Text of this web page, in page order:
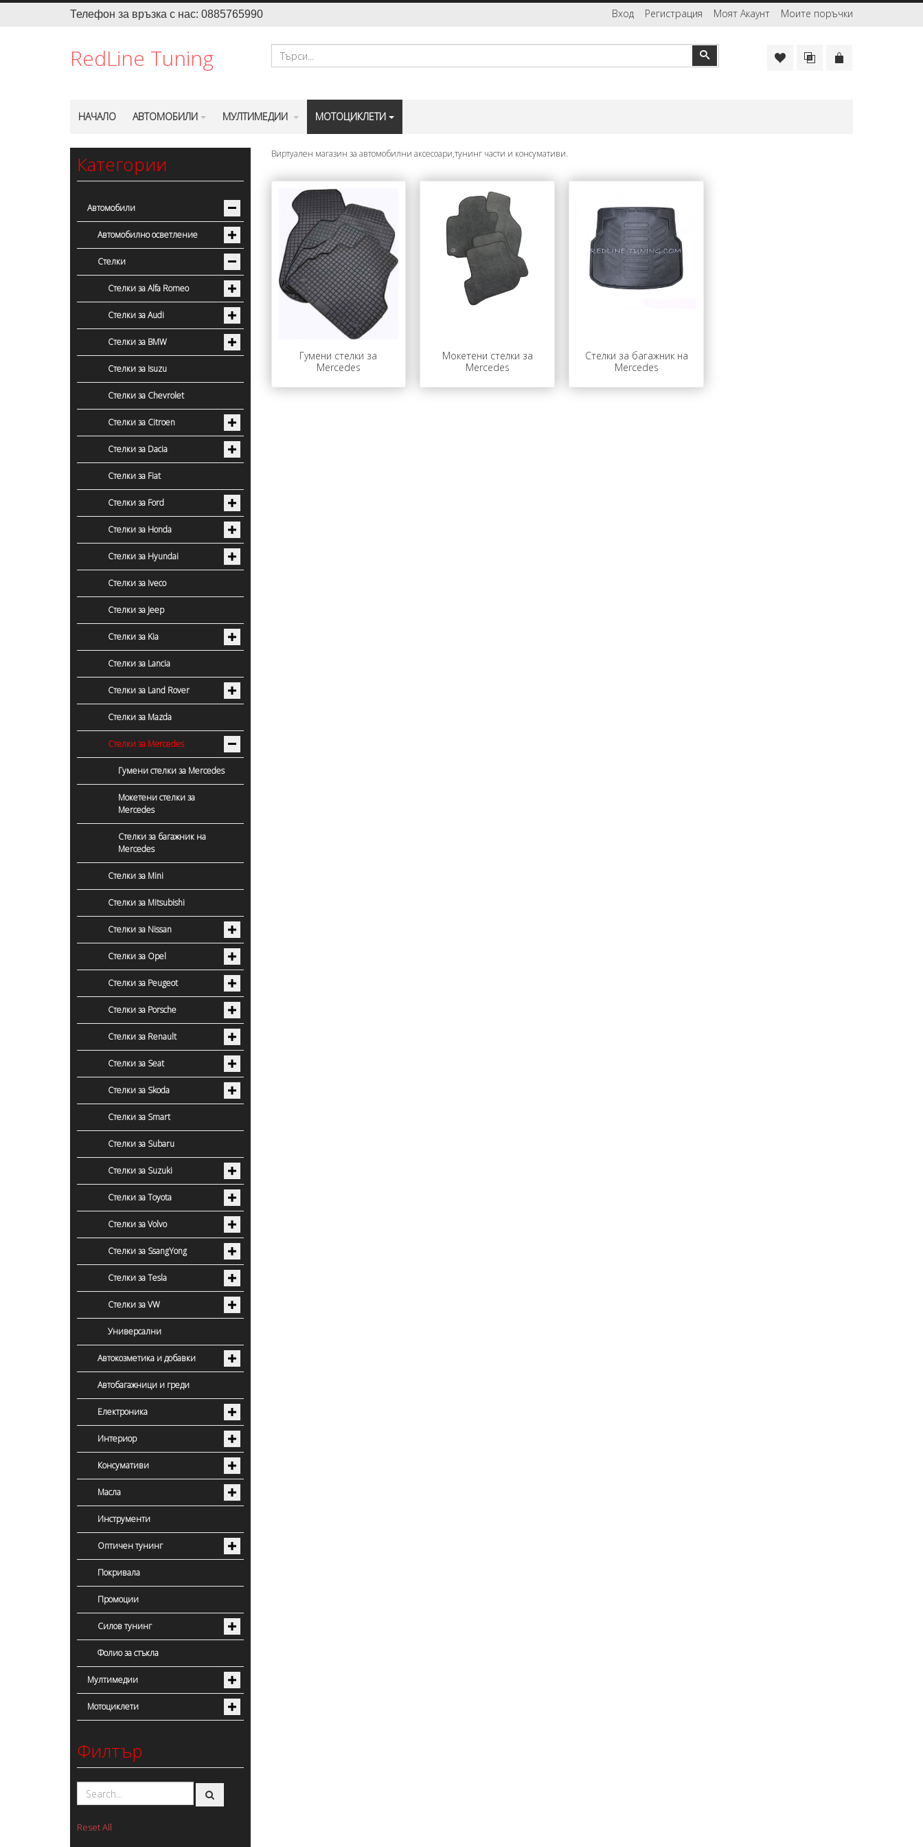
Телефон за връзка с нас: 0885765990 Вход Регистрация Моят Акаунт Моите поръчки
RedLine Tuning Търсене
НАЧАЛО АВТОМОБИЛИ МУЛТИМЕДИИ МОТОЦИКЛЕТИ
Категории
Автомобили
Автомобилно осветление
Стелки
Стелки за Alfa Romeo
Стелки за Audi
Стелки за BMW
Стелки за Isuzu
Стелки за Chevrolet
Стелки за Citroen
Стелки за Dacia
Стелки за Fiat
Стелки за Ford
Стелки за Honda
Стелки за Hyundai
Стелки за Iveco
Стелки за Jeep
Стелки за Kia
Стелки за Lancia
Стелки за Land Rover
Стелки за Mazda
Стелки за Mercedes
Гумени стелки за Mercedes
Мокетени стелки за
Mercedes
Стелки за багажник на
Mercedes
Стелки за Mini
Стелки за Mitsubishi
Стелки за Nissan
Стелки за Opel
Стелки за Peugeot
Стелки за Porsche
Стелки за Renault
Стелки за Seat
Стелки за Skoda
Стелки за Smart
Стелки за Subaru
Стелки за Suzuki
Стелки за Toyota
Стелки за Volvo
Стелки за SsangYong
Стелки за Tesla
Стелки за VW
Универсални
Автокозметика и добавки
Автобагажници и греди
Електроника
Интериор
Консумативи
Масла
Инструменти
Оптичен тунинг
Покривала
Промоции
Силов тунинг
Фолио за стъкла
Мултимедии
Мотоциклети
Филтър
Reset All
Виртуален магазин за автомобилни аксесоари,тунинг части и консумативи.
Гумени стелки за
Mercedes
Мокетени стелки за
Mercedes
Стелки за багажник на
Mercedes